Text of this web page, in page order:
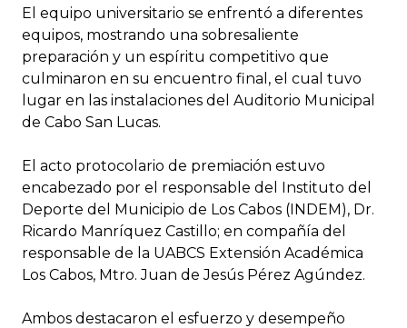
El equipo universitario se enfrentó a diferentes
equipos, mostrando una sobresaliente
preparación y un espíritu competitivo que
culminaron en su encuentro final, el cual tuvo
lugar en las instalaciones del Auditorio Municipal
de Cabo San Lucas.
El acto protocolario de premiación estuvo
encabezado por el responsable del Instituto del
Deporte del Municipio de Los Cabos (INDEM), Dr.
Ricardo Manríquez Castillo; en compañía del
responsable de la UABCS Extensión Académica
Los Cabos, Mtro. Juan de Jesús Pérez Agúndez.
Ambos destacaron el esfuerzo y desempeño